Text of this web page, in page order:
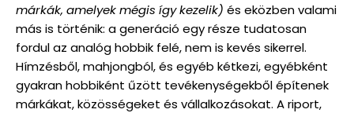
márkák, amelyek mégis így kezelik) és eközben valami
más is történik: a generáció egy része tudatosan
fordul az analóg hobbik felé, nem is kevés sikerrel.
Hímzésből, mahjongból, és egyéb kétkezi, egyébként
gyakran hobbiként űzött tevékenységekből építenek
márkákat, közösségeket és vállalkozásokat. A riport,